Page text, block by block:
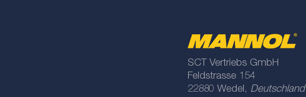
SCT Vertriebs GmbH
Feldstrasse 154
22880 Wedel, Deutschland